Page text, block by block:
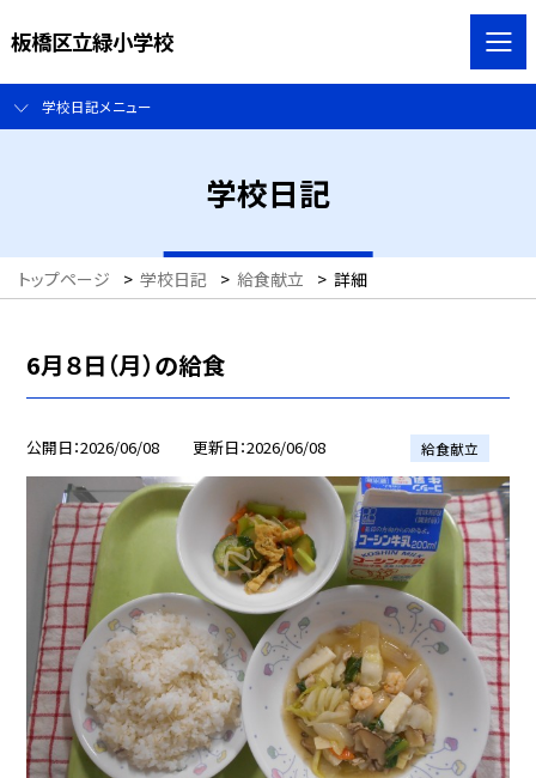
板橋区立緑小学校
学校日記メニュー
学校日記
トップページ > 学校日記 > 給食献立 > 詳細
6月８日（月）の給食
公開日 2026/06/08 更新日 2026/06/08 給食献立